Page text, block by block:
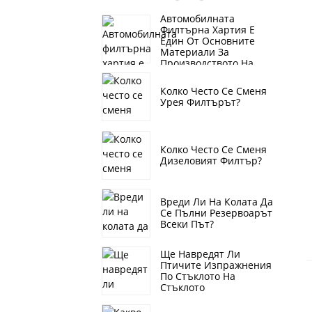
Автомобилната
Филтърна Хартия Е
Един От Основните
Материали За
Производството На
Именно Филтърна
Хартия За Въздух,
Филтърна Хартия За
Колко Често Се Сменя
Урея Филтърът?
Колко Често Се Сменя
Дизеловият Филтър?
Вреди Ли На Колата Да
Се Пълни Резервоарът
Всеки Път?
Ще Навредят Ли
Птичите Изпражнения
По Стъклото На
Стъклото